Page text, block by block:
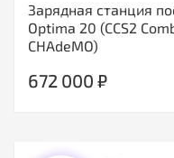
Зарядная станция
Optima 20 (CCS2
CHAdeMO)
672 000 ₽